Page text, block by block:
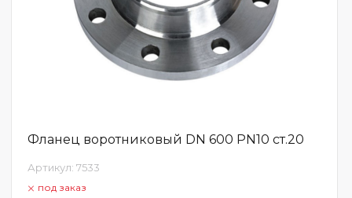
Фланец воротниковый DN 600 PN10 ст.20
Артикул: 7533
под заказ